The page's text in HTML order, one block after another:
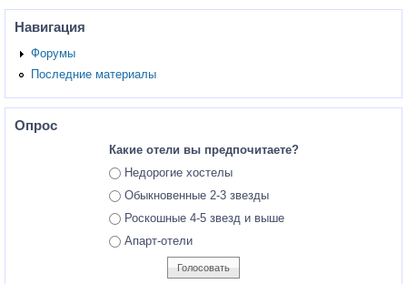
Навигация
Форумы
Последние материалы
Опрос
Какие отели вы предпочитаете?
Ответы
Недорогие хостелы
Обыкновенные 2-3 звезды
Роскошные 4-5 звезд и выше
Апарт-отели